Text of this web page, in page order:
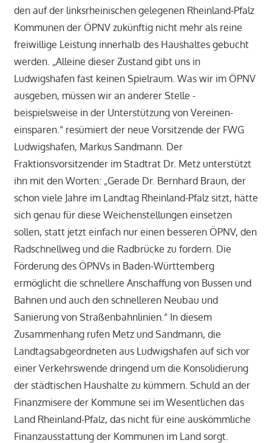
den auf der linksrheinischen gelegenen Rheinland-Pfalz
Kommunen der ÖPNV zukünftig nicht mehr als reine
freiwillige Leistung innerhalb des Haushaltes gebucht
werden. „Alleine dieser Zustand gibt uns in
Ludwigshafen fast keinen Spielraum. Was wir im ÖPNV
ausgeben, müssen wir an anderer Stelle -
beispielsweise in der Unterstützung von Vereinen-
einsparen.“ resümiert der neue Vorsitzende der FWG
Ludwigshafen, Markus Sandmann. Der
Fraktionsvorsitzender im Stadtrat Dr. Metz unterstützt
ihn mit den Worten: „Gerade Dr. Bernhard Braun, der
schon viele Jahre im Landtag Rheinland-Pfalz sitzt, hätte
sich genau für diese Weichenstellungen einsetzen
sollen, statt jetzt einfach nur einen besseren ÖPNV, den
Radschnellweg und die Radbrücke zu fordern. Die
Förderung des ÖPNVs in Baden-Württemberg
ermöglicht die schnellere Anschaffung von Bussen und
Bahnen und auch den schnelleren Neubau und
Sanierung von Straßenbahnlinien.“ In diesem
Zusammenhang rufen Metz und Sandmann, die
Landtagsabgeordneten aus Ludwigshafen auf sich vor
einer Verkehrswende dringend um die Konsolidierung
der städtischen Haushalte zu kümmern. Schuld an der
Finanzmisere der Kommune sei im Wesentlichen das
Land Rheinland-Pfalz, das nicht für eine auskömmliche
Finanzausstattung der Kommunen im Land sorgt.